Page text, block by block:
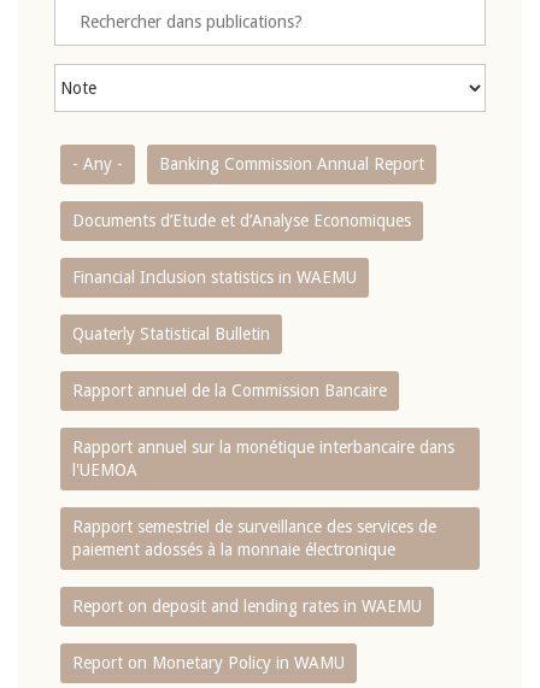
- Any - Banking Commission Annual Report
Documents d’Etude et d’Analyse Economiques
Financial Inclusion statistics in WAEMU
Quaterly Statistical Bulletin
Rapport annuel de la Commission Bancaire
Rapport annuel sur la monétique interbancaire dans
l'UEMOA
Rapport semestriel de surveillance des services de
paiement adossés à la monnaie électronique
Report on deposit and lending rates in WAEMU
Report on Monetary Policy in WAMU